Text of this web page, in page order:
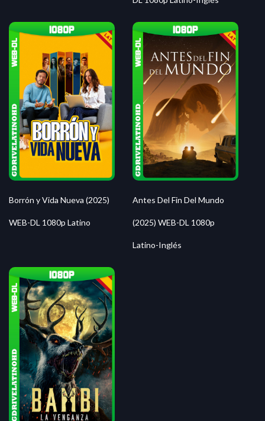
Borrón y Vida Nueva (2025)
WEB-DL 1080p Latino
Antes Del Fin Del Mundo
(2025) WEB-DL 1080p
Latino-Inglés